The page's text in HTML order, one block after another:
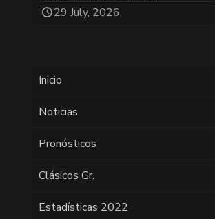
29 July, 2026
Inicio
Noticias
Pronósticos
Clásicos Gr.
Estadísticas 2022